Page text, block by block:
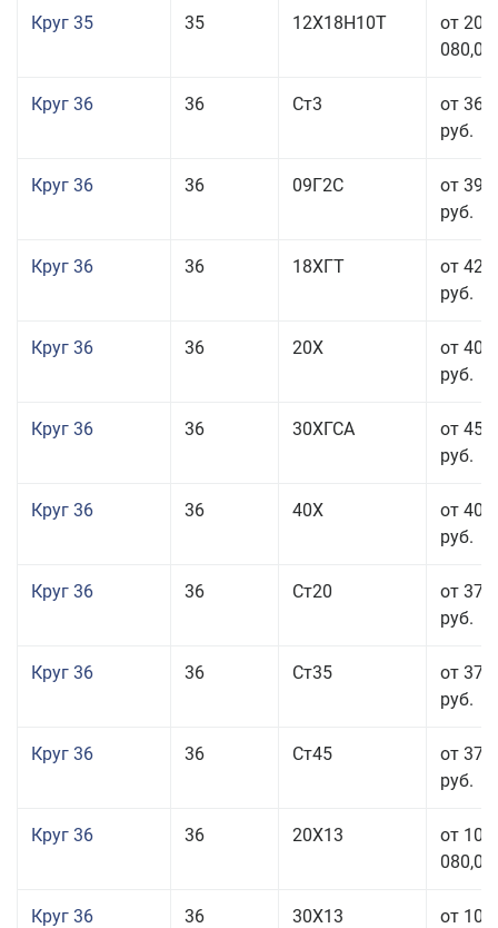
Круг 35 35 12Х18Н10Т
от 208
080,00
Круг 36 36 Ст3
от 36
руб.
Круг 36 36 09Г2С
от 39
руб.
Круг 36 36 18ХГТ
от 42
руб.
Круг 36 36 20Х
от 40
руб.
Круг 36 36 30ХГСА
от 45
руб.
Круг 36 36 40Х
от 40
руб.
Круг 36 36 Ст20
от 37
руб.
Круг 36 36 Ст35
от 37
руб.
Круг 36 36 Ст45
от 37
руб.
Круг 36 36 20Х13
от 101
080,00
Круг 36 36 30Х13
от 101